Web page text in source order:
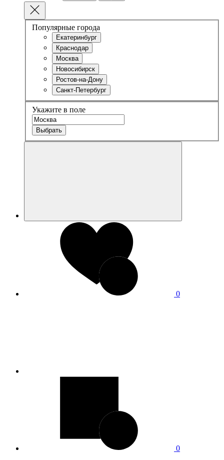
Популярные города
Екатеринбург
Краснодар
Москва
Новосибирск
Ростов-на-Дону
Санкт-Петербург
Укажите в поле
Выбрать
0
0